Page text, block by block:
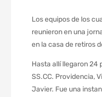
Los equipos de los
reunieron en una
en la casa de retiros
Hasta allí llegaron 24
SS.CC. Providencia,
Javier. Fue una